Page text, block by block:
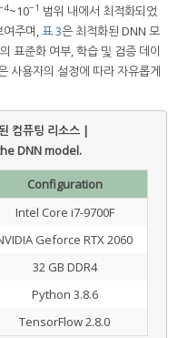
~10−1 범위 내에서 최적화되었
여주며,표 3은 최적화된 DNN 모
표준화 여부, 학습 및 검증 데이
사용자의 설정에 따라 자유롭게
컴퓨팅 리소스 |
DNN model.
Configuration
Intel Core i7-9700F
Geforce RTX 2060
32 GB DDR4
Python 3.8.6
TensorFlow 2.8.0